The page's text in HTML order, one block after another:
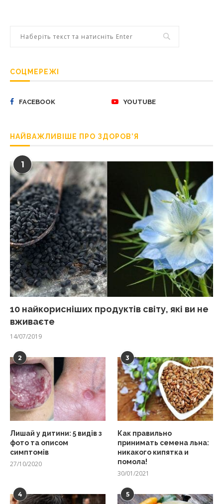
СОЦМЕРЕЖІ
FACEBOOK YOUTUBE
НАЙВАЖЛИВІШЕ ПРО ЗДОРОВ’Я
1
10 найкорисніших продуктів світу, які ви не
вживаєте
14/07/2019
2
Лишай у дитини: 5 видів з
фото та описом
симптомів
27/10/2020
3
Как правильно
принимать семена льна:
никакого кипятка и
помола!
30/01/2021
4 5